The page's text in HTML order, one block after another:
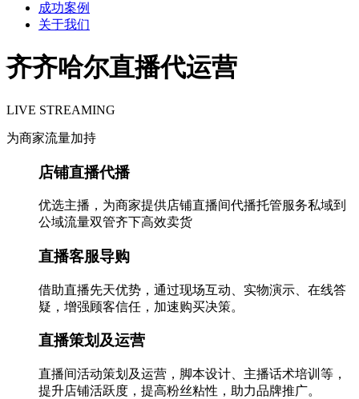
成功案例
关于我们
齐齐哈尔直播代运营
LIVE STREAMING
为商家流量加持
店铺直播代播
优选主播，为商家提供店铺直播间代播托管服务私域到
公域流量双管齐下高效卖货
直播客服导购
借助直播先天优势，通过现场互动、实物演示、在线答
疑，增强顾客信任，加速购买决策。
直播策划及运营
直播间活动策划及运营，脚本设计、主播话术培训等，
提升店铺活跃度，提高粉丝粘性，助力品牌推广。